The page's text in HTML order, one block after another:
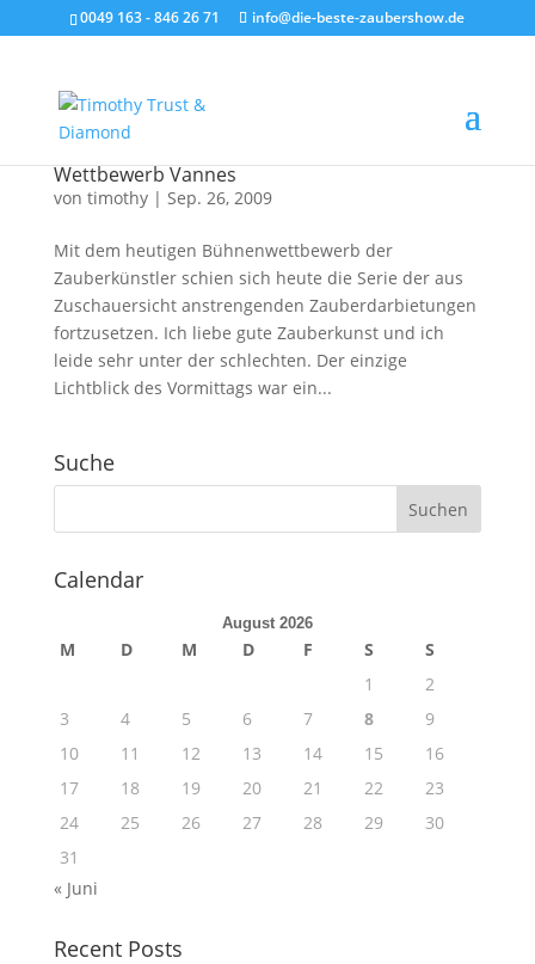
0049 163 - 846 26 71 info@die-beste-zaubershow.de
Wettbewerb Vannes
von timothy| Sep. 26, 2009
Mit dem heutigen Bühnenwettbewerb der
Zauberkünstler schien sich heute die Serie der aus
Zuschauersicht anstrengenden Zauberdarbietungen
fortzusetzen. Ich liebe gute Zauberkunst und ich
leide sehr unter der schlechten. Der einzige
Lichtblick des Vormittags war ein...
Suche
Calendar
August 2026
M D M D F S
S
1
2
3
4 5 6 7 8
9
10
11 12 13 14 15
16
17
18 19 20 21 22
23
24
25 26 27 28 29
30
31
« Juni
Recent Posts